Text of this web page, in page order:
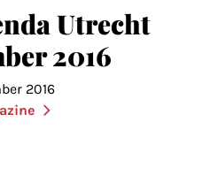
Utrecht
2016
2016